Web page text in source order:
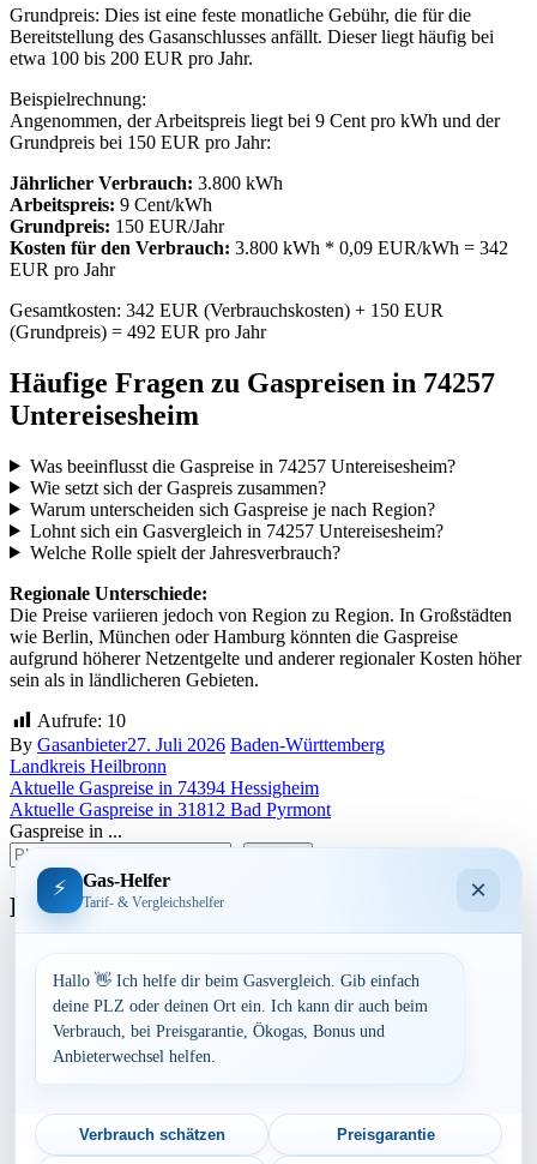
Grundpreis: Dies ist eine feste monatliche Gebühr, die für die
Bereitstellung des Gasanschlusses anfällt. Dieser liegt häufig bei
etwa 100 bis 200 EUR pro Jahr.
Beispielrechnung:
Angenommen, der Arbeitspreis liegt bei 9 Cent pro kWh und der
Grundpreis bei 150 EUR pro Jahr:
Jährlicher Verbrauch: 3.800 kWh
Arbeitspreis: 9 Cent/kWh
Grundpreis: 150 EUR/Jahr
Kosten für den Verbrauch: 3.800 kWh * 0,09 EUR/kWh = 342
EUR pro Jahr
Gesamtkosten: 342 EUR (Verbrauchskosten) + 150 EUR
(Grundpreis) = 492 EUR pro Jahr
Häufige Fragen zu Gaspreisen in 74257
Untereisesheim
Was beeinflusst die Gaspreise in 74257 Untereisesheim?
Wie setzt sich der Gaspreis zusammen?
Warum unterscheiden sich Gaspreise je nach Region?
Lohnt sich ein Gasvergleich in 74257 Untereisesheim?
Welche Rolle spielt der Jahresverbrauch?
Regionale Unterschiede:
Die Preise variieren jedoch von Region zu Region. In Großstädten
wie Berlin, München oder Hamburg könnten die Gaspreise
aufgrund höherer Netzentgelte und anderer regionaler Kosten höher
sein als in ländlicheren Gebieten.
Aufrufe: 10
By Gasanbieter27. Juli 2026 Baden-Württemberg
Landkreis Heilbronn
Beitragsnavigation
Aktuelle Gaspreise in 74394 Hessigheim
Aktuelle Gaspreise in 31812 Bad Pyrmont
Gaspreise in ...
Bundesland
Bayern
Berlin
Brandenburg
Hamburg
Mecklenburg-Vorpommern
Niedersachsen
Nordrhein-Westfalen
⚡ Gas-Helfer
Tarif- & Vergleichshelfer ×
Hallo 👋 Ich helfe dir beim Gasvergleich. Gib einfach
deine PLZ oder deinen Ort ein. Ich kann dir auch beim
Verbrauch, bei Preisgarantie, Ökogas, Bonus und
Anbieterwechsel helfen.
Verbrauch schätzen Preisgarantie